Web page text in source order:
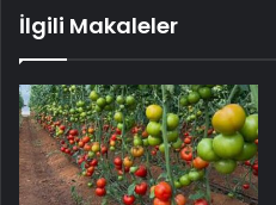
İlgili Makaleler